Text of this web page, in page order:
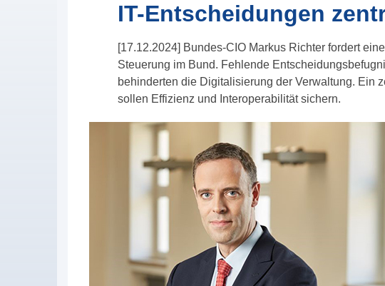
IT-Entscheidungen
[17.12.2024] Bundes-CIO Markus Richter fordert
Steuerung im Bund. Fehlende
behinderten die Digitalisierung der Verwaltung. Ein
sollen Effizienz und Interoperabilität sichern.